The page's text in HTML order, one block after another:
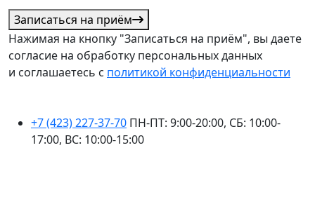
Записаться на приём
Нажимая на кнопку "Записаться на приём", вы даете
согласие на обработку персональных данных
и соглашаетесь с политикой конфиденциальности
+7 (423) 227-37-70 ПН-ПТ: 9:00-20:00, СБ: 10:00-
17:00, ВС: 10:00-15:00